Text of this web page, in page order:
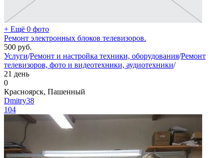
+ Ещё 0 фото
Ремонт электронных блоков телевизоров.
500 руб.
Услуги/Ремонт и настройка техники, оборудования/Ремонт
телевизоров, фото и видеотехники, аудиотехники/
21 день
0
Красноярск, Пашенный
Dmitry38
104